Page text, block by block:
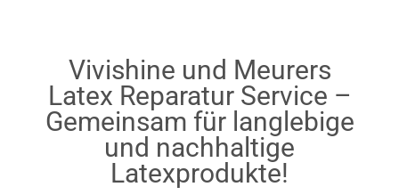
Vivishine und Meurers
Latex Reparatur Service –
Gemeinsam für langlebige
und nachhaltige
Latexprodukte!